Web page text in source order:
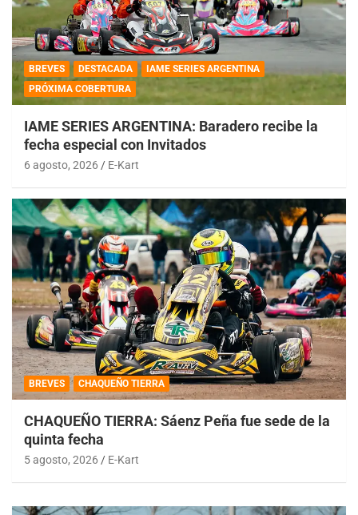
BREVES DESTACADA
IAME SERIES ARGENTINA
PRÓXIMA COBERTURA
IAME SERIES ARGENTINA: Baradero recibe la
fecha especial con Invitados
6 agosto, 2026 E-Kart
BREVES CHAQUEÑO TIERRA
CHAQUEÑO TIERRA: Sáenz Peña fue sede de la
quinta fecha
5 agosto, 2026 E-Kart